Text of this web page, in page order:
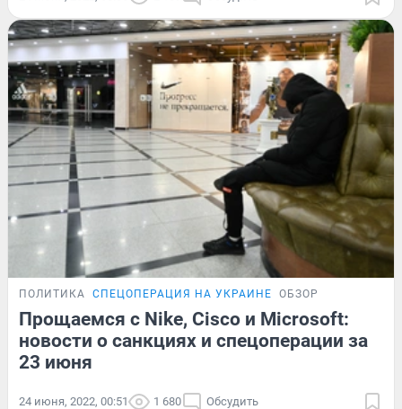
ПОЛИТИКА СПЕЦОПЕРАЦИЯ НА УКРАИНЕ ОБЗОР
Прощаемся с Nike, Cisco и Microsoft:
новости о санкциях и спецоперации за
23 июня
24 июня, 2022, 00:51 1 680 Обсудить